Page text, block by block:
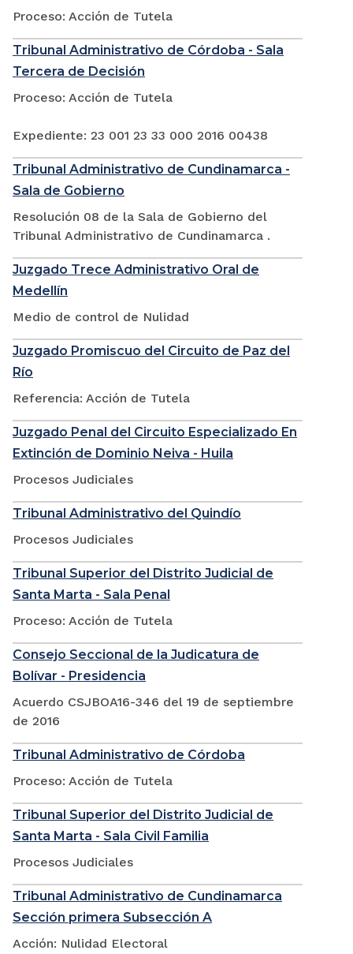
Proceso: Acción de Tutela
Tribunal Administrativo de Córdoba - Sala
Tercera de Decisión
Proceso: Acción de Tutela
Expediente: 23 001 23 33 000 2016 00438
Tribunal Administrativo de Cundinamarca -
Sala de Gobierno
Resolución 08 de la Sala de Gobierno del
Tribunal Administrativo de Cundinamarca .
Juzgado Trece Administrativo Oral de
Medellín
Medio de control de Nulidad
Juzgado Promiscuo del Circuito de Paz del
Río
Referencia: Acción de Tutela
Juzgado Penal del Circuito Especializado En
Extinción de Dominio Neiva - Huila
Procesos Judiciales
Tribunal Administrativo del Quindío
Procesos Judiciales
Tribunal Superior del Distrito Judicial de
Santa Marta - Sala Penal
Proceso: Acción de Tutela
Consejo Seccional de la Judicatura de
Bolívar - Presidencia
Acuerdo CSJBOA16-346 del 19 de septiembre
de 2016
Tribunal Administrativo de Córdoba
Proceso: Acción de Tutela
Tribunal Superior del Distrito Judicial de
Santa Marta - Sala Civil Familia
Procesos Judiciales
Tribunal Administrativo de Cundinamarca
Sección primera Subsección A
Acción: Nulidad Electoral